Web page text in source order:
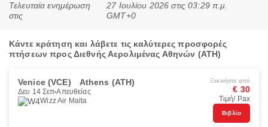
Τελευταία ενημέρωση
στις
27 Ιουλίου 2026 στις 03:29 π.μ.
GMT+0
Κάντε κράτηση και λάβετε τις καλύτερες προσφορές
πτήσεων προς Διεθνής Αερολιμένας Αθηνών (ATH)
Venice (VCE) Athens (ATH)
Δευ 14 Σεπ Απευθείας
Wizz Air Malta
Ξεκινήστε από
€ 30
Τιμή/ Pax
Βιβλίο